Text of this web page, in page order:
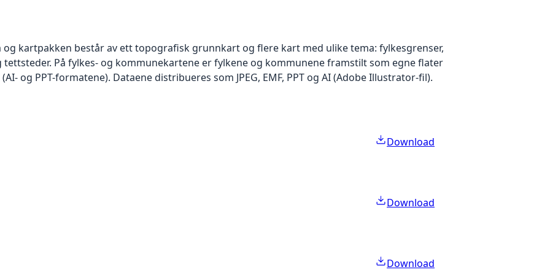
og kartpakken består av ett topografisk grunnkart og flere kart med ulike tema: fylkesgrenser,
På fylkes- og kommunekartene er fylkene og kommunene framstilt som egne flater
og PPT-formatene). Dataene distribueres som JPEG, EMF, PPT og AI (Adobe Illustrator-fil).
Download
Download
Download